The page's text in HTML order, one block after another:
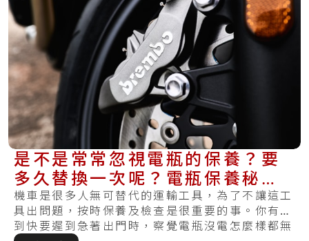
是不是常常忽視電瓶的保養？要
多久替換一次呢？電瓶保養秘笈
教你怎麼將電池照護好！
機車是很多人無可替代的運輸工具，為了不讓這工
具出問題，按時保養及檢查是很重要的事。你有遇
到快要遲到急著出門時，察覺電瓶沒電怎麼樣都無